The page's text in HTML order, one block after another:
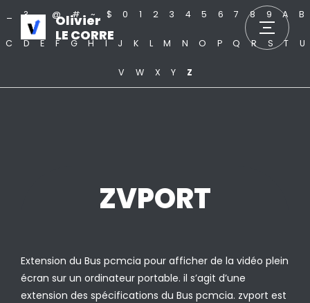
Olivier
LE CORRE
? . @ # ~ $ 0 1 2 3 4 5 6 7 8 9 A B
C D E F G H I J K L M N O P Q R S T U
V W X Y Z
ZVPORT
Extension du Bus pcmcia pour afficher de la vidéo plein
écran sur un ordinateur portable. il s’agit d’une
extension des spécifications du Bus pcmcia. zvport est